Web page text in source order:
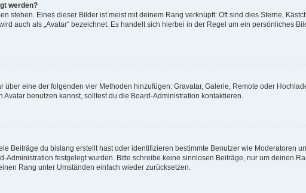
werden?
stehen. Eines dieser Bilder ist meist mit deinem Rang verknüpft: Oft sind dies Sterne,
auch als „Avatar“ bezeichnet. Es handelt sich hierbei in der Regel um ein persönliches
über eine der folgenden vier Methoden hinzufügen: Gravatar, Galerie, Remote oder
benutzen kannst, solltest du die Board-Administration kontaktieren.
Beiträge du bislang erstellt hast oder identifizieren bestimmte Benutzer wie Moderatoren
Administration festgelegt wurden. Bitte schreibe keine sinnlosen Beiträge, nur um deinen
Rang unter Umständen einfach wieder zurücksetzen.